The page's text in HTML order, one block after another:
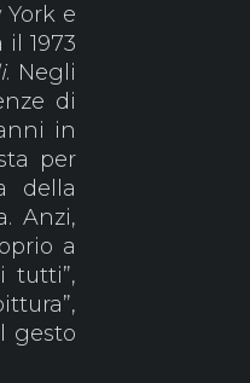
e
il 1973
. Negli
di
in
per
della
Anzi,
a
tutti”,
gesto